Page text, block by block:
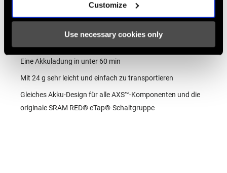
Customize
Use necessary cookies only
Eine Akkuladung in unter 60 min
Mit 24 g sehr leicht und einfach zu transportieren
Gleiches Akku-Design für alle AXS™-Komponenten und die
originale SRAM RED® eTap®-Schaltgruppe